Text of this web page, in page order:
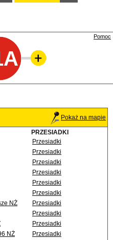
Pomoc
Pokaż na mapie
PRZESIADKI
Przesiadki
Przesiadki
Przesiadki
Przesiadki
Przesiadki
Przesiadki
NŻ
Przesiadki
Przesiadki
Przesiadki
NŻ
Przesiadki